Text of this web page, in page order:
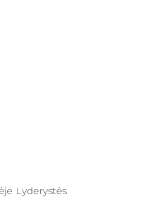
Lyderystės